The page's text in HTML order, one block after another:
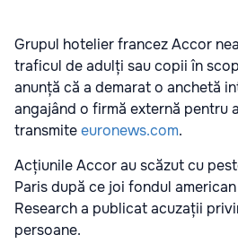
Grupul hotelier francez Accor
traficul de adulți sau copii în
anunță că a demarat o anchetă
angajând o firmă externă pentru
transmiteeuronews.com.
Acțiunile Accor au scăzut cu
Paris după ce joi fondul
Research a publicat acuzații
persoane.